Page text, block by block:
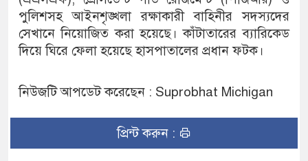
পুলিশসহ আইনশৃঙ্খলা রক্ষাকারী বাহিনীর সদস্যদের
সেখানে নিয়োজিত করা হয়েছে। কাঁটাতারের ব্যারিকেড
দিয়ে ঘিরে ফেলা হয়েছে হাসপাতালের প্রধান ফটক।
নিউজটি আপডেট করেছেন : Suprobhat Michigan
প্রিন্ট করুন :